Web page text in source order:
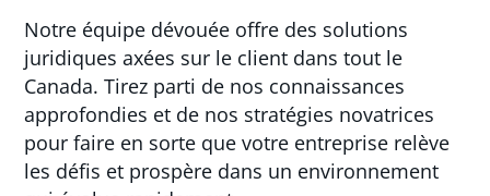
Notre équipe dévouée offre des solutions
juridiques axées sur le client dans tout le
Canada. Tirez parti de nos connaissances
approfondies et de nos stratégies novatrices
pour faire en sorte que votre entreprise relève
les défis et prospère dans un environnement